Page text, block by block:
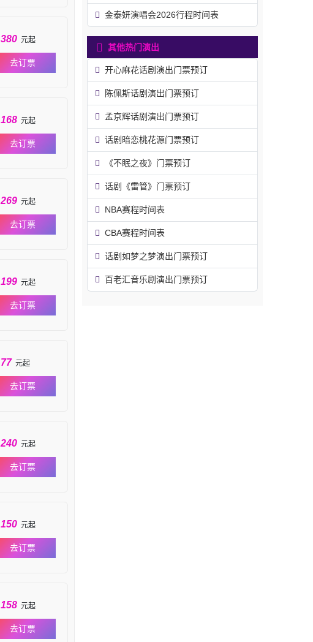
380 元起
去订票
168 元起
去订票
269 元起
去订票
199 元起
去订票
77 元起
去订票
240 元起
去订票
150 元起
去订票
158 元起
去订票
金泰妍演唱会2026行程时间表
其他热门演出
开心麻花话剧演出门票预订
陈佩斯话剧演出门票预订
孟京辉话剧演出门票预订
话剧暗恋桃花源门票预订
《不眠之夜》门票预订
话剧《雷管》门票预订
NBA赛程时间表
CBA赛程时间表
话剧如梦之梦演出门票预订
百老汇音乐剧演出门票预订